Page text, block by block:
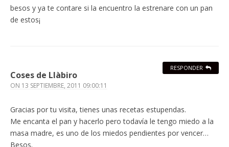
besos y ya te contare si la encuentro la estrenare con un pan
de estos¡
Coses de Llàbiro
ON 13 SEPTIEMBRE, 2011 09:00:11
Gracias por tu visita, tienes unas recetas estupendas.
Me encanta el pan y hacerlo pero todavía le tengo miedo a la
masa madre, es uno de los miedos pendientes por vencer…
Besos.
RESPONDER